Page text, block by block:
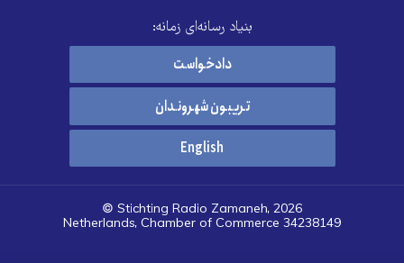
بنیاد رسانه‌ای زمانه:
دادخواست
تریبون شهروندان
English
© Stichting Radio Zamaneh, 2026
Netherlands, Chamber of Commerce 34238149